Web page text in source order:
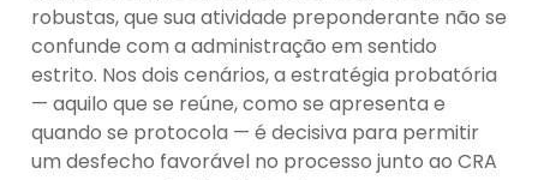
robustas, que sua atividade preponderante não se
confunde com a administração em sentido
estrito. Nos dois cenários, a estratégia probatória
— aquilo que se reúne, como se apresenta e
quando se protocola — é decisiva para permitir
um desfecho favorável no processo junto ao CRA